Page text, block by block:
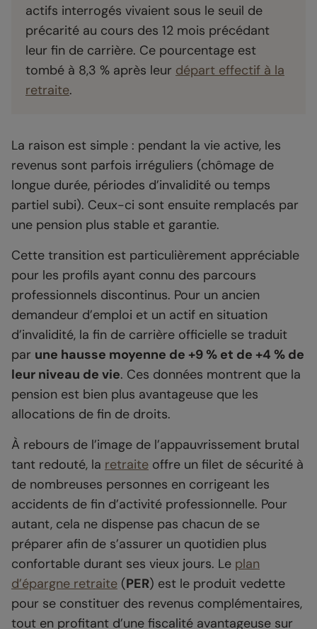
actifs interrogés vivaient sous le seuil de
précarité au cours des 12 mois précédant
leur fin de carrière. Ce pourcentage est
tombé à 8,3 % après leur départ effectif à la
retraite.
La raison est simple : pendant la vie active, les
revenus sont parfois irréguliers (chômage de
longue durée, périodes d’invalidité ou temps
partiel subi). Ceux-ci sont ensuite remplacés par
une pension plus stable et garantie.
Cette transition est particulièrement appréciable
pour les profils ayant connu des parcours
professionnels discontinus. Pour un ancien
demandeur d’emploi et un actif en situation
d’invalidité, la fin de carrière officielle se traduit
par une hausse moyenne de +9 % et de +4 % de
leur niveau de vie. Ces données montrent que la
pension est bien plus avantageuse que les
allocations de fin de droits.
À rebours de l’image de l’appauvrissement brutal
tant redouté, la retraite offre un filet de sécurité à
de nombreuses personnes en corrigeant les
accidents de fin d’activité professionnelle. Pour
autant, cela ne dispense pas chacun de se
préparer afin de s’assurer un quotidien plus
confortable durant ses vieux jours. Le plan
d’épargne retraite (PER) est le produit vedette
pour se constituer des revenus complémentaires,
tout en profitant d’une fiscalité avantageuse sur